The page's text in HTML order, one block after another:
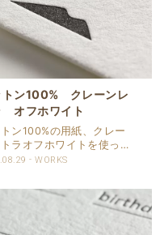
トン100% クレーンレ
オフホワイト
ン100%の用紙、クレー
ラオフホワイトを使って
名刺です。 コットン紙の
両面印刷いたしました。
トン紙 アメリカ ニーナ社
ットン100%用紙、クレー
ラです。..
WORKS